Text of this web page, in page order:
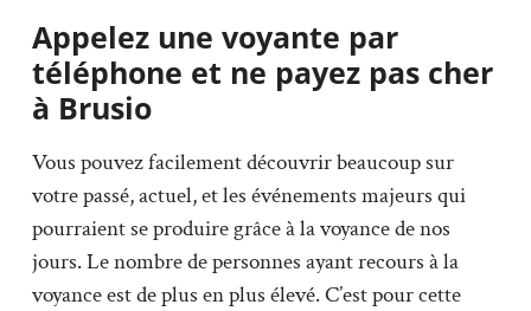
Appelez une voyante par
téléphone et ne payez pas cher
à Brusio
Vous pouvez facilement découvrir beaucoup sur
votre passé, actuel, et les événements majeurs qui
pourraient se produire grâce à la voyance de nos
jours. Le nombre de personnes ayant recours à la
voyance est de plus en plus élevé. C’est pour cette